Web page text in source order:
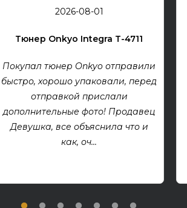
2026-08-01
Тюнер Onkyo Integra T-4711
Покупал тюнер Onkyo отправили
быстро, хорошо упаковали, перед
отправкой прислали
дополнительные фото! Продавец
Девушка, все объяснила что и
как, оч...